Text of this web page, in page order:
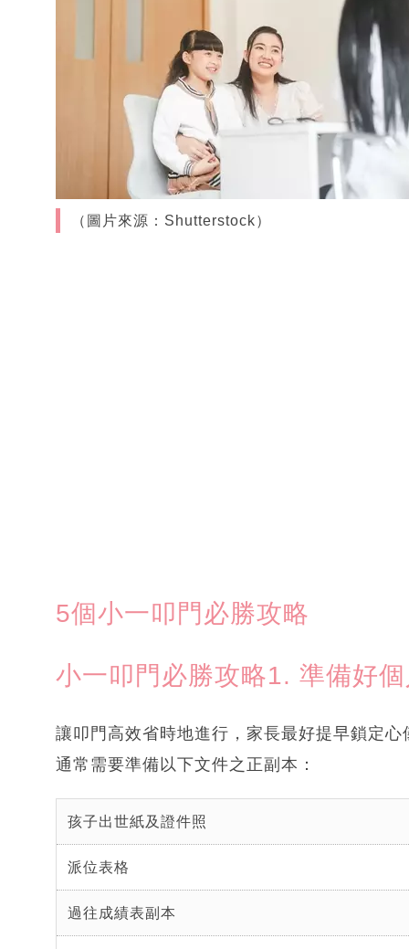
（圖片來源：Shutterstock）
5個小一叩門必勝攻略
小一叩門必勝攻略1. 準備好
讓叩門高效省時地進行，家長最好提早鎖定
通常需要準備以下文件之正副本：
孩子出世紙及證件照
派位表格
過往成績表副本